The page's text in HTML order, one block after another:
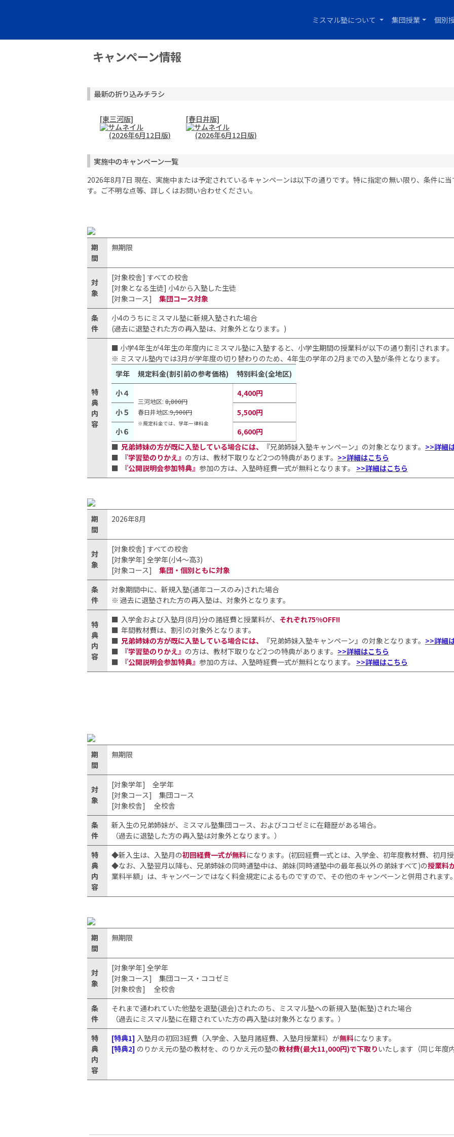
ミスマル塾について 集団授業 個別
キャンペーン情報
最新の折り込みチラシ
[東三河版]
(2026年6月12日版)
[春日井版]
(2026年6月12日版)
実施中のキャンペーン一覧
2026年8月7日 現在、実施中または予定されているキャンペーンは以下の通りです。特に指定の無い限り、条件に
す。ご不明な点等、詳しくはお問い合わせください。
期
間
無期限
対
象
[対象校舎] すべての校舎
[対象となる生徒] 小4から入塾した生徒
[対象コース] 集団コース対象
条
件
小4のうちにミスマル塾に新規入塾された場合
(過去に退塾された方の再入塾は、対象外となります。)
特
典
内
容
■ 小学4年生が4年生の年度内にミスマル塾に入塾すると、小学生期間の授業料が以下の通り割引されます。
※ ミスマル塾内では3月が学年度の切り替わりのため、4年生の学年の2月までの入塾が条件となります。
学年
規定料金(割引前の参考価格)
特別料金(全地区)
小４
三河地区: 8,800円
春日井地区:9,900円
※規定料金では、学年一律料金
4,400円
小５
5,500円
小６
6,600円
兄弟姉妹の方が既に入塾している場合には、
『兄弟姉妹入塾キャンペーン』の対象となります。 >>詳細
『学習塾のりかえ』 の方は、教材下取りなど2つの特典があります。 >>詳細はこちら
『公開説明会参加特典』 参加の方は、入塾時経費一式が無料となります。 >>詳細はこちら
期
間
2026年8月
対
象
[対象校舎] すべての校舎
[対象学年] 全学年(小4〜高3)
[対象コース] 集団・個別ともに対象
条
件
対象期間中に、新規入塾(通年コースのみ)された場合
※ 過去に退塾された方の再入塾は、対象外となります。
特
典
内
容
入学金および入塾月(8月)分の諸経費と授業料が、 それぞれ75%OFF!!
年間教材費は、割引の対象外となります。
兄弟姉妹の方が既に入塾している場合には、
『兄弟姉妹入塾キャンペーン』の対象となります。 >>詳細
『学習塾のりかえ』 の方は、教材下取りなど2つの特典があります。 >>詳細はこちら
『公開説明会参加特典』 参加の方は、入塾時経費一式が無料となります。 >>詳細はこちら
期
間
無期限
対
象
[対象学年] 全学年
[対象コース] 集団コース
[対象校舎] 全校舎
条
件
新入生の兄弟姉妹が、ミスマル塾集団コース、およびココゼミに在籍歴がある場合。
（過去に退塾した方の再入塾は対象外となります。）
特
典
内
容
◆新入生は、入塾月の初回経費一式が無料になります。(初回経費一式とは、入学金、初年度教材費、初月
◆なお、入塾翌月以降も、兄弟姉妹の同時通塾中は、弟妹(同時通塾中の最年長以外の弟妹すべて)の授業料
業料半額」は、キャンペーンではなく料金規定によるものですので、その他のキャンペーンと併用されます
期
間
無期限
対
象
[対象学年] 全学年
[対象コース] 集団コース・ココゼミ
[対象校舎] 全校舎
条
件
それまで通われていた他塾を退塾(退会)されたのち、ミスマル塾への新規入塾(転塾)された場合
（過去にミスマル塾に在籍されていた方の再入塾は対象外となります。）
特
典
内
容
[特典1] 入塾月の初回3経費（入学金、入塾月諸経費、入塾月授業料）が無料になります。
[特典2] のりかえ元の塾の教材を、のりかえ元の塾の教材費(最大11,000円)で下取りいたします（同じ年度